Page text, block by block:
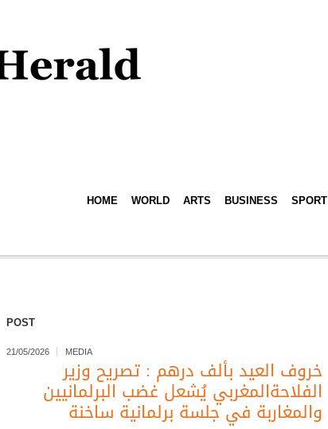
HOME WORLD ARTS BUSINESS SPORT
POST
21/05/2026 MEDIA
خروف العيد بألف درهم : تصريح وزير
الفلاحةالمغربي يُشعل غضب البرلمانيين
والمغاربة في جلسة برلمانية ساخنة